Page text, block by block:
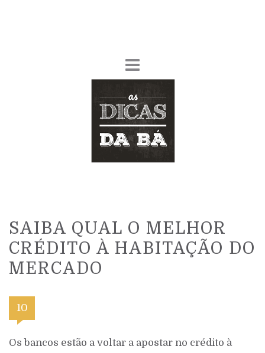
SAIBA QUAL O MELHOR
CRÉDITO À HABITAÇÃO DO
MERCADO
10
Os bancos estão a voltar a apostar no crédito à